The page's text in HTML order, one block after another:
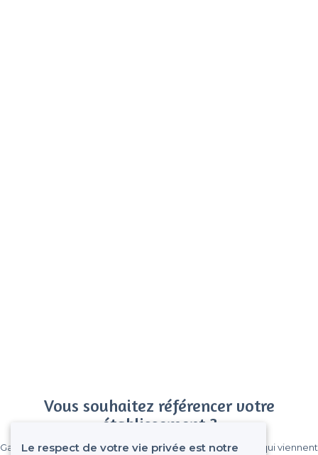
Vous souhaitez référencer votre
établissement ?
Gagnez de nombreux clients parmi le million de visiteurs qui viennent
Le respect de votre vie privée est notre